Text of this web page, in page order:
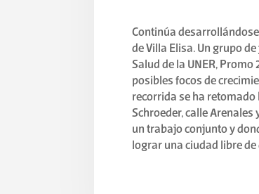
Continúa
de Villa Elisa. Un grupo
Salud de la UNER,
posibles focos de
recorrida se ha retomado
Schroeder, calle Arenales
un trabajo conjunto y
lograr una ciudad libre